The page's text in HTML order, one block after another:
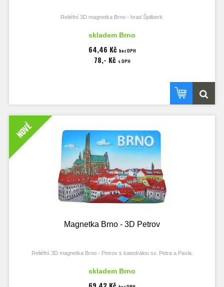
Reliéfní 3D magnetka Brno - hrad Špilberk.
skladem Brno
64,46 Kč bez DPH
78,- Kč s DPH
NOVÉ
Magnetka Brno - 3D Petrov
Reliéfní 3D magnetka Brno - Petrov s katedrálou sv. Petra a Pavla.
skladem Brno